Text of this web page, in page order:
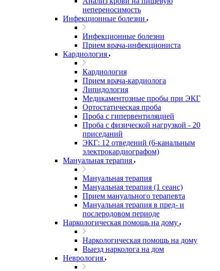
непереносимость
Инфекционные болезни
Инфекционные болезни
Прием врача-инфекциониста
Кардиология
Кардиология
Прием врача-кардиолога
Липидология
Медикаментозные пробы при ЭКГ
Ортостатическая проба
Проба с гипервентиляцией
Проба с физической нагрузкой - 20
приседаний
ЭКГ: 12 отведений (6-канальным
электрокардиографом)
Мануальная терапия
Мануальная терапия
Мануальная терапия (1 сеанс)
Прием мануального терапевта
Мануальная терапия в пред- и
послеродовом периоде
Наркологическая помощь на дому
Наркологическая помощь на дому
Выезд нарколога на дом
Неврология